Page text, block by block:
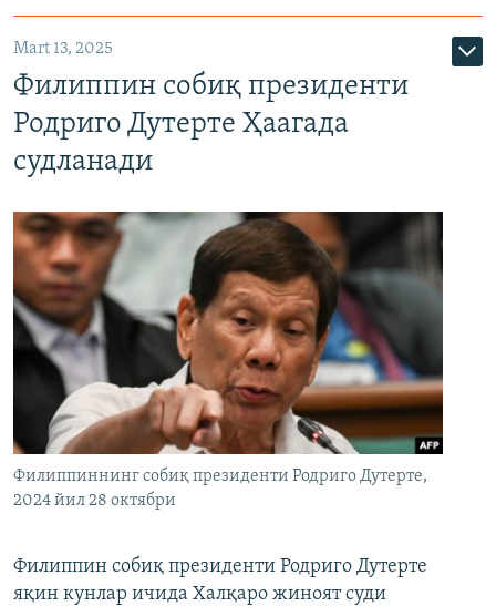
Mart 13, 2025
Филиппин собиқ президенти
Родриго Дутерте Ҳаагада
судланади
Филиппиннинг собиқ президенти Родриго Дутерте,
2024 йил 28 октябри
Филиппин собиқ президенти Родриго Дутерте
яқин кунлар ичида Халқаро жиноят суди